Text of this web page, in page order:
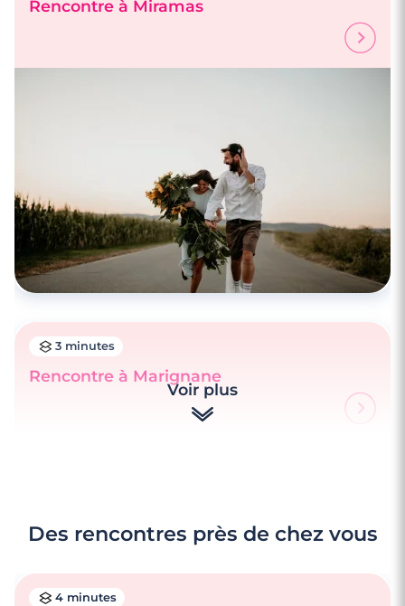
Rencontre à Miramas
3 minutes
Rencontre à Marignane
Voir plus
Des rencontres près de chez vous
4 minutes